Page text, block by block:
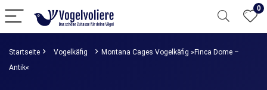
0
Startseite Vogelkäfig
Montana Cages Vogelkäfig »Finca Dome –
Antik«